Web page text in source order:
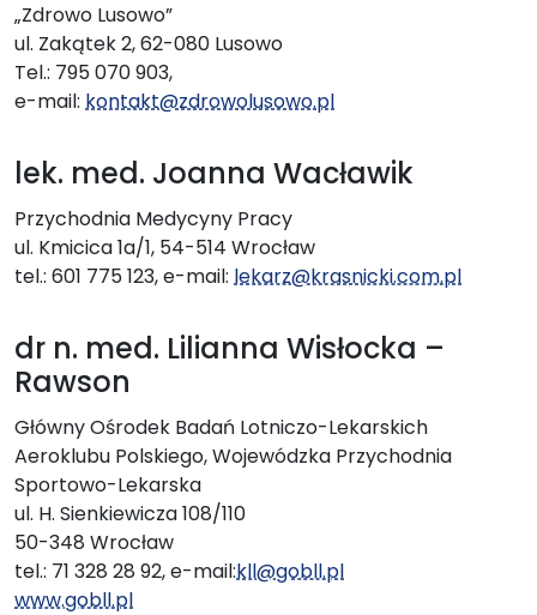
„Zdrowo Lusowo”
ul. Zakątek 2, 62-080 Lusowo
Tel.: 795 070 903,
e-mail: kontakt@zdrowolusowo.pl
lek. med. Joanna Wacławik
Przychodnia Medycyny Pracy
ul. Kmicica 1a/1, 54-514 Wrocław
tel.: 601 775 123, e-mail: lekarz@krasnicki.com.pl
dr n. med. Lilianna Wisłocka –
Rawson
Główny Ośrodek Badań Lotniczo-Lekarskich
Aeroklubu Polskiego, Wojewódzka Przychodnia
Sportowo-Lekarska
ul. H. Sienkiewicza 108/110
50-348 Wrocław
tel.: 71 328 28 92, e-mail:kll@gobll.pl
www.gobll.pl